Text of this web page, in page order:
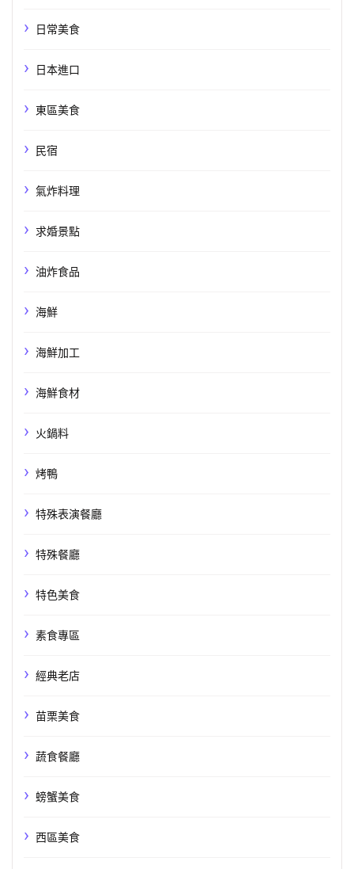
日常美食
日本進口
東區美食
民宿
氣炸料理
求婚景點
油炸食品
海鮮
海鮮加工
海鮮食材
火鍋料
烤鴨
特殊表演餐廳
特殊餐廳
特色美食
素食專區
經典老店
苗栗美食
蔬食餐廳
螃蟹美食
西區美食